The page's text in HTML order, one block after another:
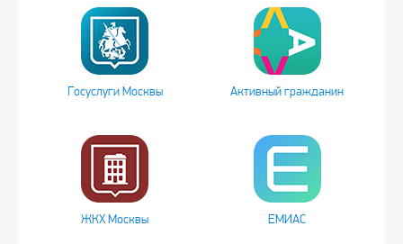
Госуслуги Москвы Активный гражданин
ЖКХ Москвы ЕМИАС